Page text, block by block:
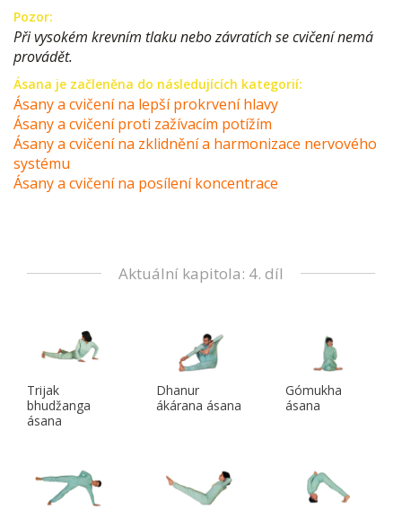
Pozor:
Při vysokém krevním tlaku nebo závratích se cvičení nemá
provádět.
Ásana je začleněna do následujících kategorií:
Ásany a cvičení na lepší prokrvení hlavy
Ásany a cvičení proti zažívacím potížím
Ásany a cvičení na zklidnění a harmonizace nervového
systému
Ásany a cvičení na posílení koncentrace
Aktuální kapitola: 4. díl
Trijak
bhudžanga
ásana
Dhanur
ákárana ásana
Gómukha
ásana